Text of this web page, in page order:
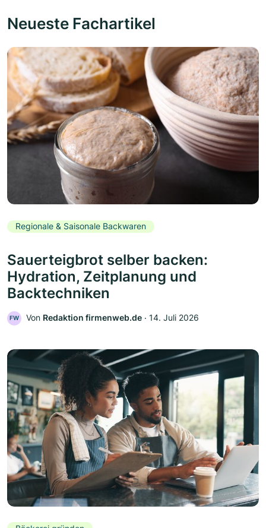
Neueste Fachartikel
Regionale & Saisonale Backwaren
Sauerteigbrot selber backen:
Hydration, Zeitplanung und
Backtechniken
FW Von Redaktion firmenweb.de ‧ 14. Juli 2026